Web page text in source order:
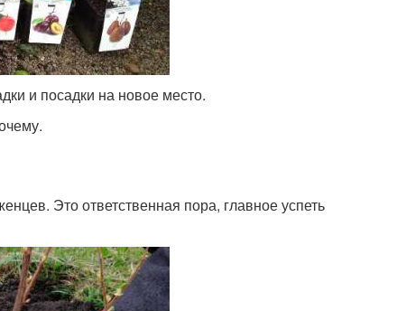
и посадки на новое место.
Это ответственная пора, главное успеть